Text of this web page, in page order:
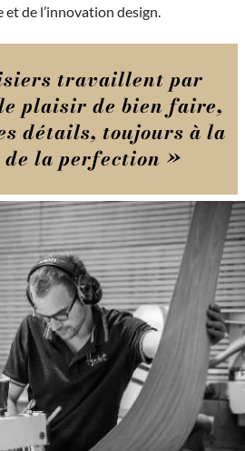
et de l’innovation design.
travaillent par
plaisir de bien faire,
détails, toujours à la
de la perfection »